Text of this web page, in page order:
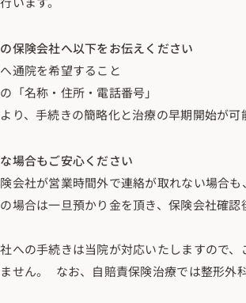
保険会社へ以下をお伝えください
通院を希望すること
「名称・住所・電話番号」
り、手続きの簡略化と治療の早期開始が可
場合もご安心ください
会社が営業時間外で連絡が取れない場合も
場合は一旦預かり金を頂き、保険会社確認
への手続きは当院が対応いたしますので
せん。 なお、自賠責保険治療では整形外